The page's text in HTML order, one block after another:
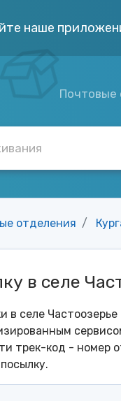
наше
Почтовые
отделения
в селе
в селе
трек-код - номер